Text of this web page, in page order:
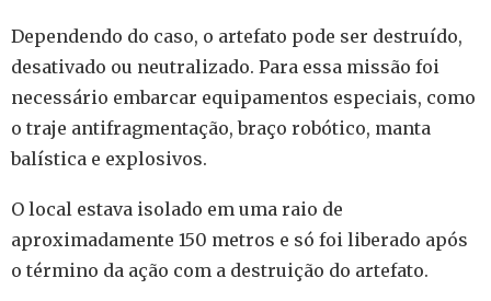
Dependendo do caso, o artefato pode ser destruído,
desativado ou neutralizado. Para essa missão foi
necessário embarcar equipamentos especiais, como
o traje antifragmentação, braço robótico, manta
balística e explosivos.
O local estava isolado em uma raio de
aproximadamente 150 metros e só foi liberado após
o término da ação com a destruição do artefato.